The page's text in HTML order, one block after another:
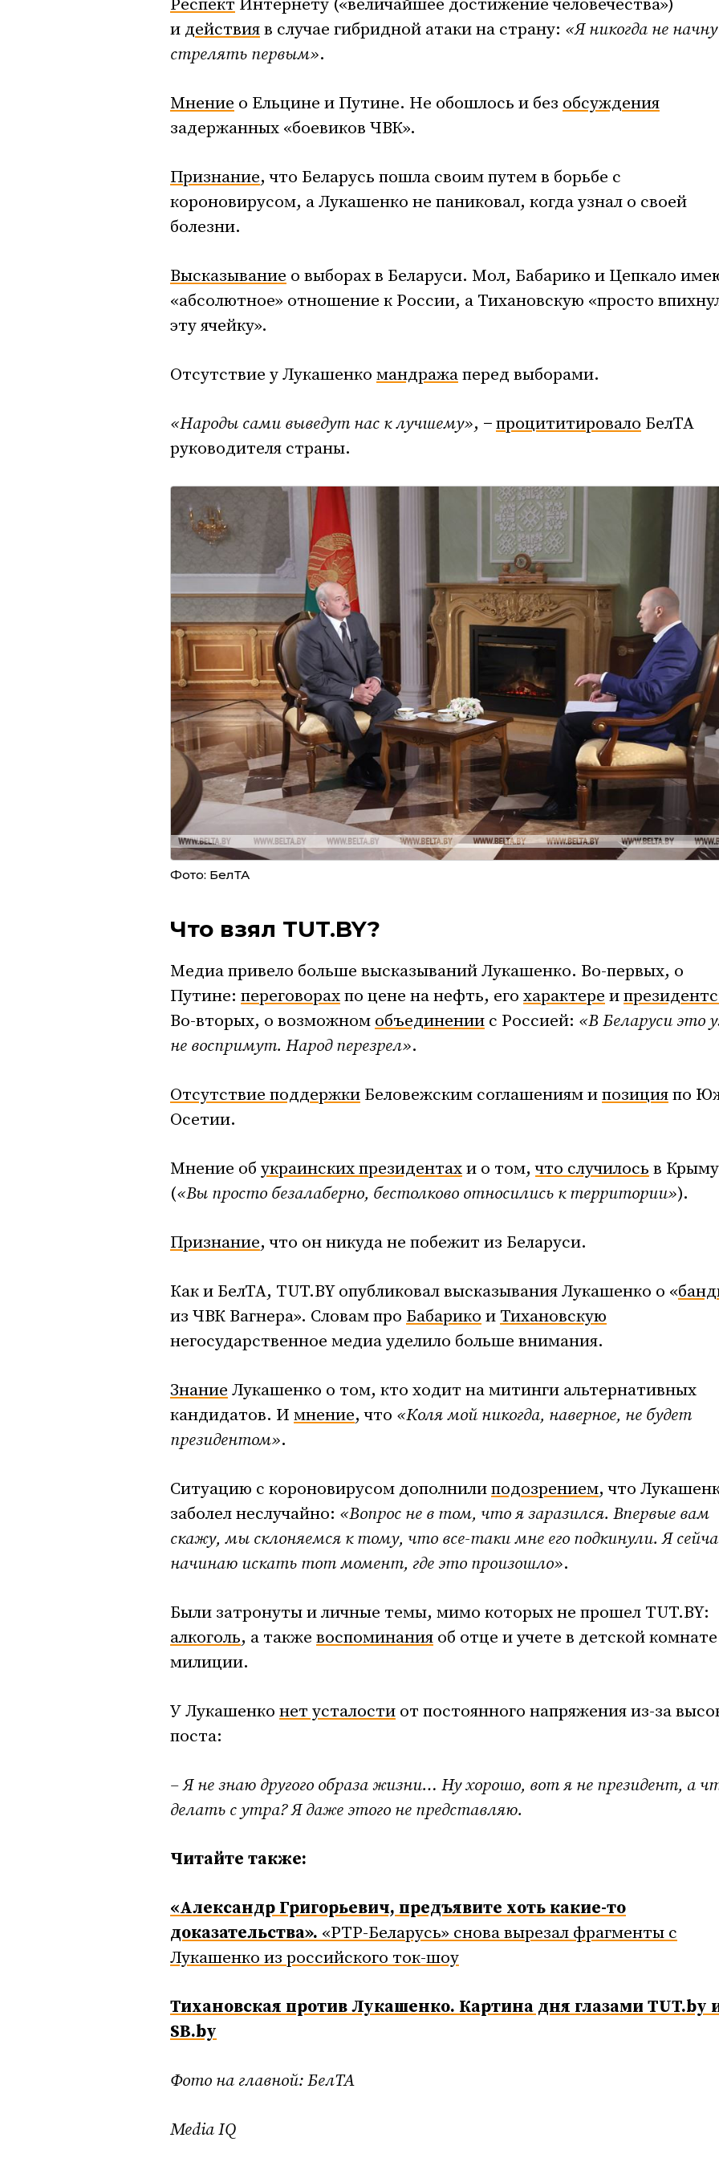
Респект Интернету («величайшее достижение человечества»)
и действияв случае гибридной атаки на страну: «Я никогда не начну
стрелять первым».
Мнение о Ельцине и Путине. Не обошлось и без обсуждения
задержанных «боевиков ЧВК».
Признание, что Беларусь пошла своим путем в борьбе с
короновирусом, а Лукашенко не паниковал, когда узнал о своей
болезни.
Высказывание о выборах в Беларуси. Мол, Бабарико и Цепкало
«абсолютное» отношение к России, а Тихановскую «просто
эту ячейку».
Отсутствие у Лукашенко мандражаперед выборами.
«Народы сами выведут нас к лучшему», −процититировало БелТА
руководителя страны.
Фото: БелТА
Что взял TUT.BY?
Медиа привело больше высказываний Лукашенко. Во-первых, о
Путине: переговорахпо цене на нефть, его характере и
Во-вторых, о возможном объединении с Россией: «В Беларуси это
не воспримут. Народ перезрел».
Отсутствие поддержки Беловежским соглашениям ипозицияпо
Осетии.
Мнение об украинских президентахи о том,что случилось в Крыму
(«Вы просто безалаберно, бестолково относились к территории»).
Признание, что он никуда не побежит из Беларуси.
Как и БелТА, TUT.BY опубликовал высказывания Лукашенко о «
из ЧВК Вагнера». Словам про Бабарико и Тихановскую
негосударственное медиа уделило больше внимания.
Знание Лукашенко о том, кто ходит на митинги альтернативных
кандидатов. И мнение, что «Коля мой никогда, наверное, не будет
президентом».
Ситуацию с короновирусом дополнилиподозрением, что
заболел неслучайно: «Вопрос не в том, что я заразился. Впервые вам
скажу, мы склоняемся к тому, что все-таки мне его подкинули. Я
начинаю искать тот момент, где это произошло».
Были затронуты и личные темы, мимо которых не прошел TUT.BY:
алкоголь, а также воспоминания об отце и учете в детской комнате
милиции.
У Лукашенко нет усталости от постоянного напряжения из-за
поста:
– Я не знаю другого образа жизни… Ну хорошо, вот я не президент, а
делать с утра? Я даже этого не представляю.
Читайте также:
«Александр Григорьевич, предъявите хоть какие-то
доказательства». «РТР-Беларусь» снова вырезал фрагменты с
Лукашенко из российского ток-шоу
Тихановская против Лукашенко. Картина дня глазами TUT.by
SB.by
Фото на главной: БелТА
Media IQ